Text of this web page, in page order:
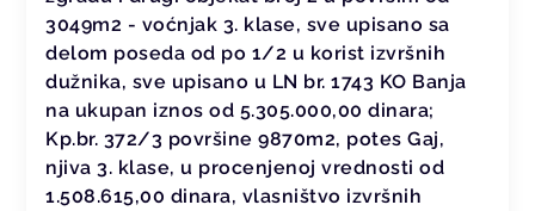
3049m2 - voćnjak 3. klase, sve upisano sa
delom poseda od po 1/2 u korist izvršnih
dužnika, sve upisano u LN br. 1743 KO Banja
na ukupan iznos od 5.305.000,00 dinara;
Kp.br. 372/3 površine 9870m2, potes Gaj,
njiva 3. klase, u procenjenoj vrednosti od
1.508.615,00 dinara, vlasništvo izvršnih